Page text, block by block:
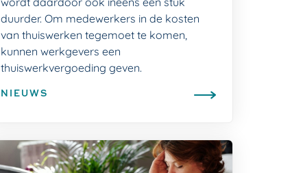
duurder. Om medewerkers in de kosten
van thuiswerken tegemoet te komen,
kunnen werkgevers een
thuiswerkvergoeding geven.
NIEUWS